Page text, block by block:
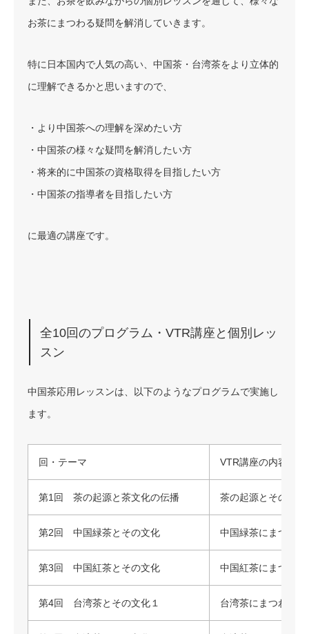
お茶にまつわる疑問を解消していきます。
特に日本国内で人気の高い、中国茶・台湾茶をより立体的
に理解できるかと思いますので、
・より中国茶への理解を深めたい方
・中国茶の様々な疑問を解消したい方
・将来的に中国茶の資格取得を目指したい方
・中国茶の指導者を目指したい方
に最適の講座です。
全10回のプログラム・VTR講座と個別レッ
スン
中国茶応用レッスンは、以下のようなプログラムで実施し
ます。
回・テーマ VTR講座の内容（
第1回 茶の起源と茶文化の伝播 茶の起源とその飲
第2回 中国緑茶とその文化 中国緑茶にまつわ
第3回 中国紅茶とその文化 中国紅茶にまつわ
第4回 台湾茶とその文化１ 台湾茶にまつわる